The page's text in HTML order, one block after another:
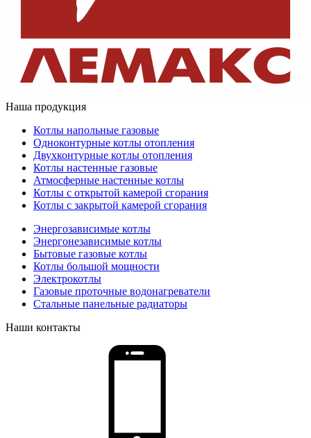
Наша продукция
Котлы напольные газовые
Одноконтурные котлы отопления
Двухконтурные котлы отопления
Котлы настенные газовые
Атмосферные настенные котлы
Котлы с открытой камерой сгорания
Котлы с закрытой камерой сгорания
Энергозависимые котлы
Энергонезависимые котлы
Бытовые газовые котлы
Котлы большой мощности
Электрокотлы
Газовые проточные водонагреватели
Стальные панельные радиаторы
Наши контакты